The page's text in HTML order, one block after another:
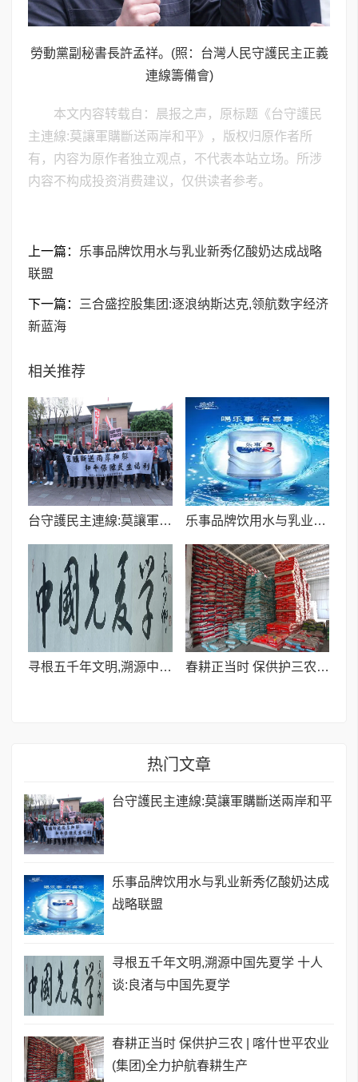
勞動黨副秘書長許孟祥。(照：台灣人民守護民主正義
連線籌備會)
本文内容转载自：晨报之声，原标题《台守護民
主連線:莫讓軍購斷送兩岸和平》，版权归原作者所
有，内容为原作者独立观点，不代表本站立场。所涉
内容不构成投资消费建议，仅供读者参考。
上一篇： 乐事品牌饮用水与乳业新秀亿酸奶达成战略
联盟
下一篇：
三合盛控股集团:逐浪纳斯达克,领航数字经济
新蓝海
相关推荐
台守護民主連線:莫讓軍購斷送兩岸和平 乐事品牌饮用水与乳业新秀亿酸奶达成战略联盟
寻根五千年文明,溯源中国先夏学 十人谈:良渚与中国先夏学 春耕正当时 保供护三农 | 喀什世平农业(集团)全力护航春耕生产
热门文章
台守護民主連線:莫讓軍購斷送兩岸和平
乐事品牌饮用水与乳业新秀亿酸奶达成
战略联盟
寻根五千年文明,溯源中国先夏学 十人
谈:良渚与中国先夏学
春耕正当时 保供护三农 | 喀什世平农业
(集团)全力护航春耕生产